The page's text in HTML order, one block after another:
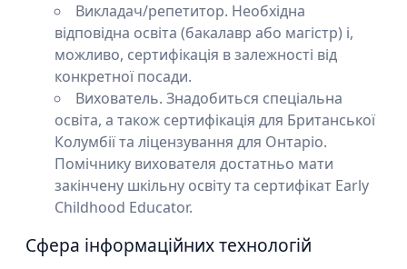
Викладач/репетитор. Необхідна
відповідна освіта (бакалавр або магістр) і,
можливо, сертифікація в залежності від
конкретної посади.
Вихователь. Знадобиться спеціальна
освіта, а також сертифікація для Британської
Колумбії та ліцензування для Онтаріо.
Помічнику вихователя достатньо мати
закінчену шкільну освіту та сертифікат Early
Childhood Educator.
Сфера інформаційних технологій